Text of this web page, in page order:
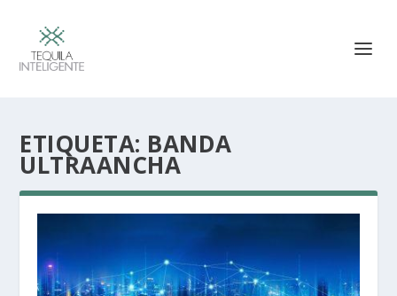
ETIQUETA: BANDA
ULTRAANCHA